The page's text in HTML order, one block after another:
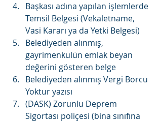
Başkası adına yapılan işlemlerde
Temsil Belgesi (Vekaletname,
Vasi Kararı ya da Yetki Belgesi)
Belediyeden alınmış,
gayrimenkulün emlak beyan
değerini gösteren belge
Belediyeden alınmış Vergi Borcu
Yoktur yazısı
(DASK) Zorunlu Deprem
Sigortası poliçesi (bina sınıfına